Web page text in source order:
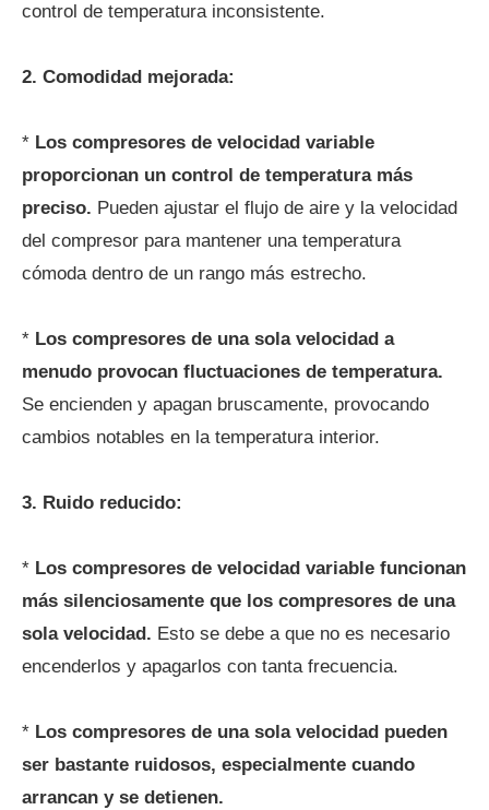
control de temperatura inconsistente.
2. Comodidad mejorada:
* Los compresores de velocidad variable
proporcionan un control de temperatura más
preciso. Pueden ajustar el flujo de aire y la velocidad
del compresor para mantener una temperatura
cómoda dentro de un rango más estrecho.
* Los compresores de una sola velocidad a
menudo provocan fluctuaciones de temperatura.
Se encienden y apagan bruscamente, provocando
cambios notables en la temperatura interior.
3. Ruido reducido:
* Los compresores de velocidad variable funcionan
más silenciosamente que los compresores de una
sola velocidad. Esto se debe a que no es necesario
encenderlos y apagarlos con tanta frecuencia.
* Los compresores de una sola velocidad pueden
ser bastante ruidosos, especialmente cuando
arrancan y se detienen.